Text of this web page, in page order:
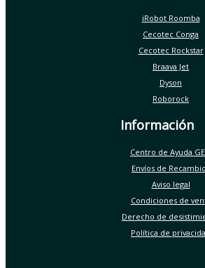
iRobot Roomba
Cecotec Conga
Cecotec Rockstar
Braava Jet
Dyson
Roborock
Información
Centro de Ayuda
Envíos de
Aviso legal
Condiciones de
Derecho de
Política de